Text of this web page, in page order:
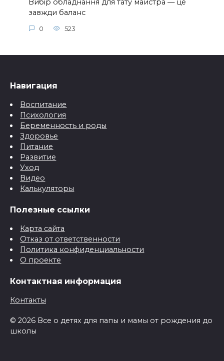
Вибір обладнання для тату майстра — це
завжди баланс
0 523
Навигация
Воспитание
Психология
Беременность и роды
Здоровье
Питание
Развитие
Уход
Видео
Калькуляторы
Полезные ссылки
Карта сайта
Отказ от ответственности
Политика конфиденциальности
О проекте
Контактная информация
Контакты
© 2026 Все о детях для папы и мамы от рождения до
школы